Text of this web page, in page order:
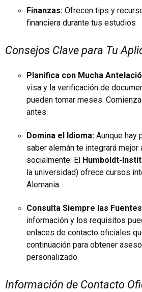
Finanzas: Ofrecen tips y
financiera durante tus estudios
Consejos Clave para Tu
Planifica con Mucha
visa y la verificación de
pueden tomar meses.
antes.
Domina el Idioma: Aunque hay
saber alemán te integrará mejor
socialmente. El Humboldt-
la universidad) ofrece cursos
Alemania.
Consulta Siempre las
información y los requisitos
enlaces de contacto oficiales
continuación para obtener
personalizado
Información de Contacto